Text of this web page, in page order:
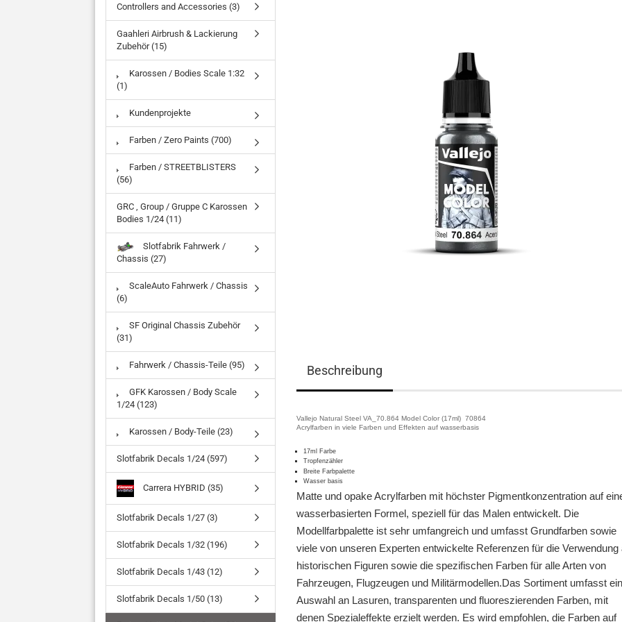
Beschreibung
Vallejo Natural Steel VA_70.864 Model Color (17ml) 70864
Acrylfarben in viele Farben und Effekten auf wasserbasis
17ml Farbe
Tropfenzähler
Breite Farbpalette
Wasser basis
Matte und opake Acrylfarben mit höchster Pigmentkonzentration auf
wasserbasierten Formel, speziell für das Malen entwickelt. Die
Modellfarbpalette ist sehr umfangreich und umfasst Grundfarben sowie
viele von unseren Experten entwickelte Referenzen für die Verwendung
historischen Figuren sowie die spezifischen Farben für alle Arten von
Fahrzeugen, Flugzeugen und Militärmodellen.Das Sortiment umfasst
Auswahl an Lasuren, transparenten und fluoreszierenden Farben, mit
denen Spezialeffekte erzielt werden. Es wird empfohlen, die Farben auf
Controllers and Accessories (3)
Gaahleri Airbrush & Lackierung
Zubehör (15)
Karossen / Bodies Scale 1:32
(1)
Kundenprojekte
Farben / Zero Paints (700)
Farben / STREETBLISTERS
(56)
GRC , Group / Gruppe C Karossen
Bodies 1/24 (11)
Slotfabrik Fahrwerk /
Chassis (27)
ScaleAuto Fahrwerk / Chassis
(6)
SF Original Chassis Zubehör
(31)
Fahrwerk / Chassis-Teile (95)
GFK Karossen / Body Scale
1/24 (123)
Karossen / Body-Teile (23)
Slotfabrik Decals 1/24 (597)
Carrera HYBRID (35)
Slotfabrik Decals 1/27 (3)
Slotfabrik Decals 1/32 (196)
Slotfabrik Decals 1/43 (12)
Slotfabrik Decals 1/50 (13)